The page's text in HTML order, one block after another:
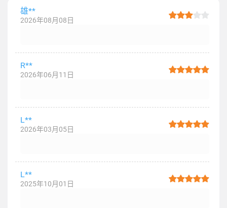
雄**
2026年08月08日
R**
2026年06月11日
L**
2026年03月05日
L**
2025年10月01日